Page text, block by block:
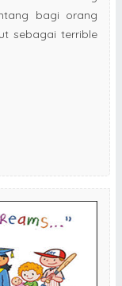
bagi orang
sebagai terrible